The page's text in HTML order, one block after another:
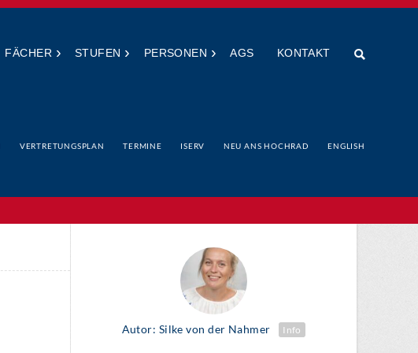
FÄCHER › STUFEN › PERSONEN › AGS KONTAKT
VERTRETUNGSPLAN TERMINE ISERV NEU ANS HOCHRAD ENGLISH
Autor: Silke von der Nahmer Info